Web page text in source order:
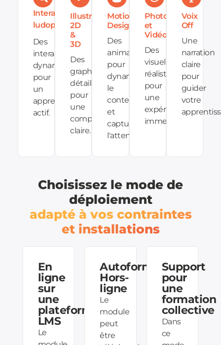
Interactions
ludopédagogiques
Des
interactions
dynamiques
pour
un
apprentissage
actif.
Illustrations
2D
&
3D
Des
graphiques
détaillés
pour
une
compréhension
claire.
Motion
Design
Des
animations
pour
dynamiser
le
contenu
et
capturer
l'attention.
Photos
et
Vidéos
Des
visuels
réalistes
pour
une
expérience
immersive.
Voix
Off
Une
narration
claire
pour
guider
votre
Choisissez le mode de
déploiement
adapté à vos contraintes
et installations
En
ligne
sur
une
plateforme
LMS
Le
Autoformation
Hors-
ligne
Le
module
peut
être
Support
pour
une
formation
collective
Dans
ce